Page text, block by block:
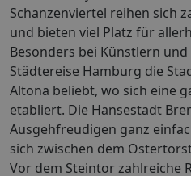
Schanzenviertel reihen sich
und bieten viel Platz für
Besonders bei Künstlern
Städtereise Hamburg die
Altona beliebt, wo sich eine
etabliert. Die Hansestadt
Ausgehfreudigen ganz
sich zwischen dem
Vor dem Steintor zahlreiche